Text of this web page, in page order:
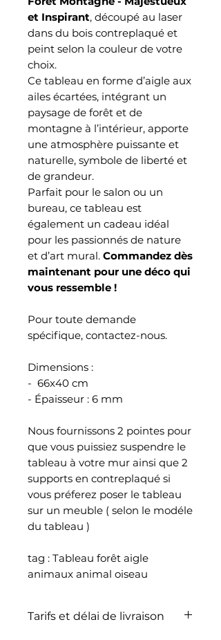
et Inspirant, découpé au laser
dans du bois contreplaqué et
peint selon la couleur de votre
choix.
Ce tableau en forme d’aigle aux
ailes écartées, intégrant un
paysage de forêt et de
montagne à l’intérieur, apporte
une atmosphère puissante et
naturelle, symbole de liberté et
de grandeur.
Parfait pour le salon ou un
bureau, ce tableau est
également un cadeau idéal
pour les passionnés de nature
et d’art mural. Commandez dès
maintenant pour une déco qui
vous ressemble !
Pour toute demande
spécifique, contactez-nous.
Dimensions :
- 66x40 cm
- Épaisseur : 6 mm
Nous fournissons 2 pointes pour
que vous puissiez suspendre le
tableau à votre mur ainsi que 2
supports en contreplaqué si
vous préferez poser le tableau
sur un meuble ( selon le modéle
du tableau )
tag : Tableau forêt aigle
animaux animal oiseau
Tarifs et délai de livraison